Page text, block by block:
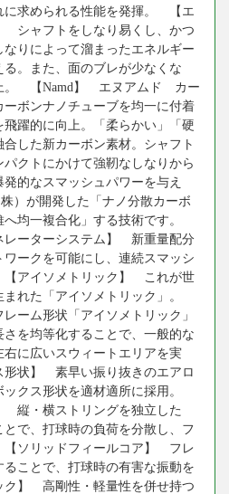
に求められる性能を発揮。 【エ
シャフトをしなり易くし、かつ
りによって溜まったエネルギー
。また、面のブレが少なくな
。 【Namd】 エヌアムド カー
ボンナノチューブを均一に付着
躍的に向上。「柔らかい」「硬
した新カーボン素材。シャフト
クトにかけて強靭なしなりから
的なスマッシュパワーを与え
）が開発した「ナノ分散カーボ
へ均一複合化」する技術です。
レーターシステム】 新重量配分
ークを可能にし、連続スマッシ
アイソメトリック】 これが世
まれた「アイソメトリック」。
ーム形状「アイソメトリック」
を均等化することで、一般的な
に広いスウィートエリアを実
状】 素早い振り抜きのエアロ
ックス形状を適材適所に採用。
縦・横ストリングを独立した
で、打球時の負荷を分散し、フ
ソリッドフィールコア】 フレ
ことで、打球時の有害な振動を
】 高剛性・軽量性を併せ持つ